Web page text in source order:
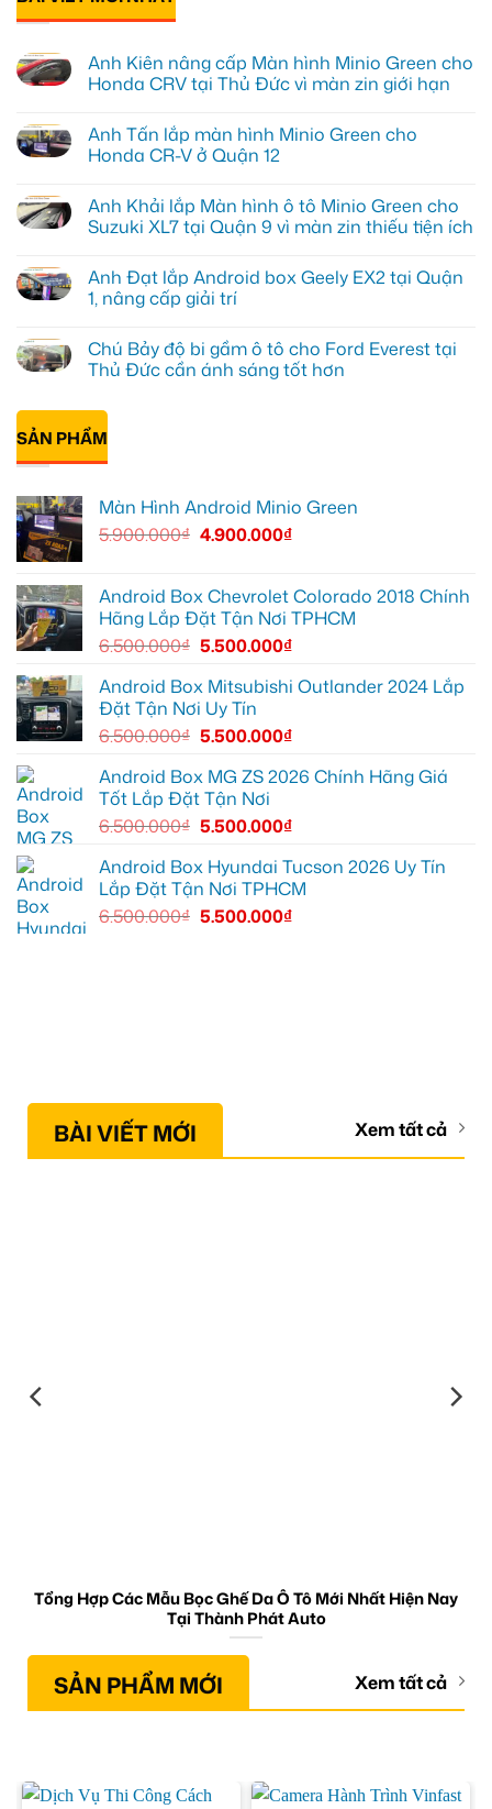
Anh Kiên nâng cấp Màn hình Minio Green cho
Honda CRV tại Thủ Đức vì màn zin giới hạn
bình
luận
ở
nâng
cấp
Màn
Green
cho
Honda
Thủ
Đức
vì
giới
hạn
Anh Tấn lắp màn hình Minio Green cho
Honda CR-V ở Quận 12
bình
luận
ở
lắp
màn
hình
cho
Honda
CR-
Quận
12
Anh Khải lắp Màn hình ô tô Minio Green cho
Suzuki XL7 tại Quận 9 vì màn zin thiếu tiện ích
bình
luận
ở
lắp
Màn
hình
Minio
Green
cho
Suzuki
Quận
tiện
ích
Anh Đạt lắp Android box Geely EX2 tại Quận
1, nâng cấp giải trí
bình
luận
ở
Android
box
Geely
Quận
nâng
Chú Bảy độ bi gầm ô tô cho Ford Everest tại
Thủ Đức cần ánh sáng tốt hơn
có
luận
ở
Chú
Everest
tại
Thủ
cần
sáng
tốt
hơn
SẢN PHẨM
Màn Hình Android Minio Green
5.900.000₫ 4.900.000₫
Android Box Chevrolet Colorado 2018 Chính
Hãng Lắp Đặt Tận Nơi TPHCM
6.500.000₫ 5.500.000₫
Android Box Mitsubishi Outlander 2024 Lắp
Đặt Tận Nơi Uy Tín
6.500.000₫ 5.500.000₫
Android Box MG ZS 2026 Chính Hãng Giá
Tốt Lắp Đặt Tận Nơi
6.500.000₫ 5.500.000₫
Android Box Hyundai Tucson 2026 Uy Tín
Lắp Đặt Tận Nơi TPHCM
6.500.000₫ 5.500.000₫
BÀI VIẾT MỚI Xem tất cả
Tổng Hợp Các Mẫu Bọc Ghế Da Ô Tô Mới Nhất Hiện Nay
Tại Thành Phát Auto
SẢN PHẨM MỚI Xem tất cả